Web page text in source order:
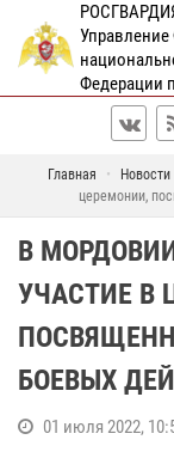
Федерации
Главная Новости
церемонии,
В
УЧАСТИЕ В
БОЕВЫХ
01 июля 2022,